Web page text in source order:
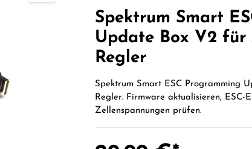
Spektrum Smart
Update Box V2 für
Regler
Spektrum Smart ESC Programming
Regler. Firmware aktualisieren, ESC-
Zellenspannungen prüfen.